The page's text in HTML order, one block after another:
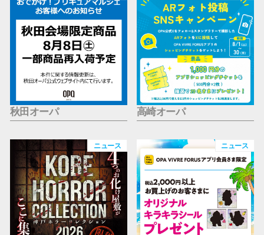
秋田オーパ 高崎オーパ
ニュース ニュース
横浜ビ